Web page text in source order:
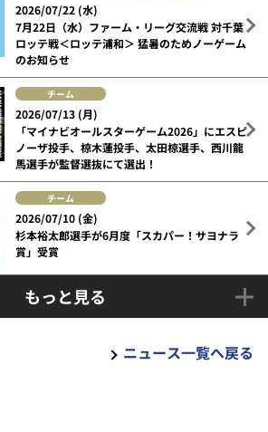
2026/07/22 (水)
7月22日（水）ファーム・リーグ交流戦 対千葉
ロッテ戦＜ロッテ浦和＞ 猛暑のためノーゲーム
のお知らせ
チーム
2026/07/13 (月)
「マイナビオールスターゲーム2026」にエスピ
ノーザ投手、椋木蓮投手、太田椋選手、西川龍
馬選手が監督選抜にて選出！
チーム
2026/07/10 (金)
杉本裕太郎選手が6月度「スカパー！サヨナラ
賞」受賞
もっと見る
ニュース一覧へ戻る